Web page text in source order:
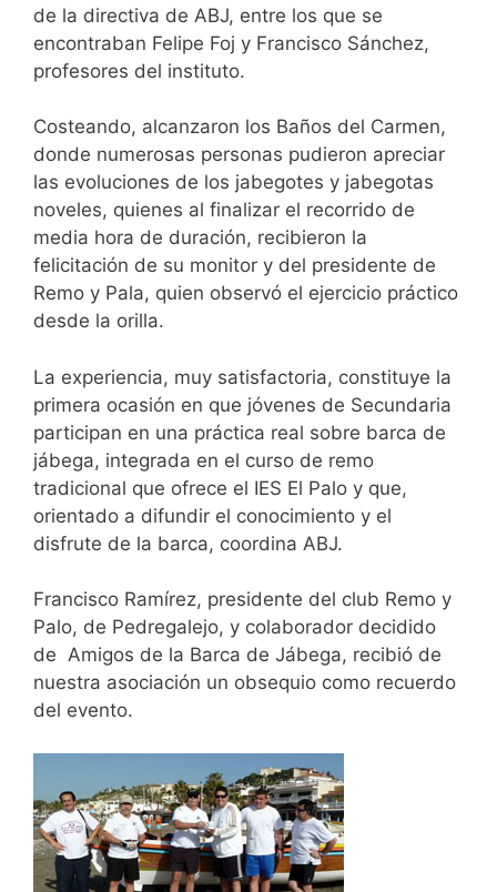
de la directiva de ABJ, entre los que se
encontraban Felipe Foj y Francisco Sánchez,
profesores del instituto.
Costeando, alcanzaron los Baños del Carmen,
donde numerosas personas pudieron apreciar
las evoluciones de los jabegotes y jabegotas
noveles, quienes al finalizar el recorrido de
media hora de duración, recibieron la
felicitación de su monitor y del presidente de
Remo y Pala, quien observó el ejercicio práctico
desde la orilla.
La experiencia, muy satisfactoria, constituye la
primera ocasión en que jóvenes de Secundaria
participan en una práctica real sobre barca de
jábega, integrada en el curso de remo
tradicional que ofrece el IES El Palo y que,
orientado a difundir el conocimiento y el
disfrute de la barca, coordina ABJ.
Francisco Ramírez, presidente del club Remo y
Palo, de Pedregalejo, y colaborador decidido
de Amigos de la Barca de Jábega, recibió de
nuestra asociación un obsequio como recuerdo
del evento.